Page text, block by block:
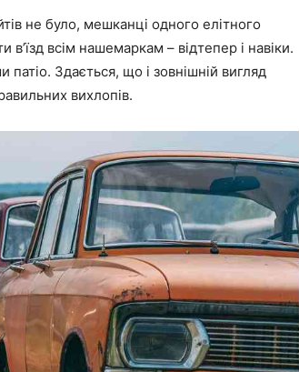
не було, мешканці одного елітного
всім нашемаркам – відтепер і навіки.
Здається, що і зовнішній вигляд
вихлопів.